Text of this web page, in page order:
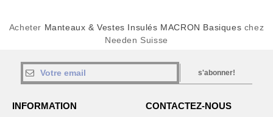
Acheter Manteaux & Vestes Insulés MACRON Basiques chez
Needen Suisse
s'abonner!
INFORMATION CONTACTEZ-NOUS